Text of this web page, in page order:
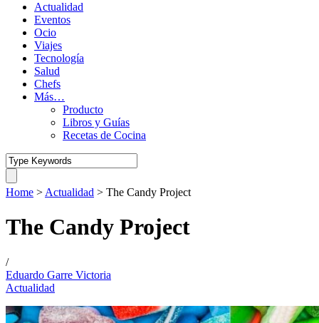
Actualidad
Eventos
Ocio
Viajes
Tecnología
Salud
Chefs
Más…
Producto
Libros y Guías
Recetas de Cocina
Home > Actualidad > The Candy Project
The Candy Project
/
Eduardo Garre Victoria
Actualidad